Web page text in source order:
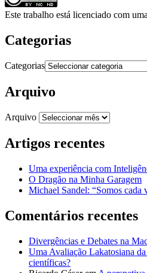
Este trabalho está licenciado com
Categorias
Categorias
Arquivo
Arquivo
Artigos recentes
Uma experiência com
O Dragão na Minha Garagem
Michael Sandel: “Somos cada
Comentários recentes
Divergências e Debates na
Uma Avaliação Lakatosiana
científicas?